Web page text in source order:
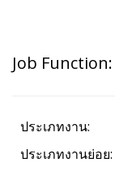
Job Function:
ประเภทงาน:
ประเภทงานย่อย: